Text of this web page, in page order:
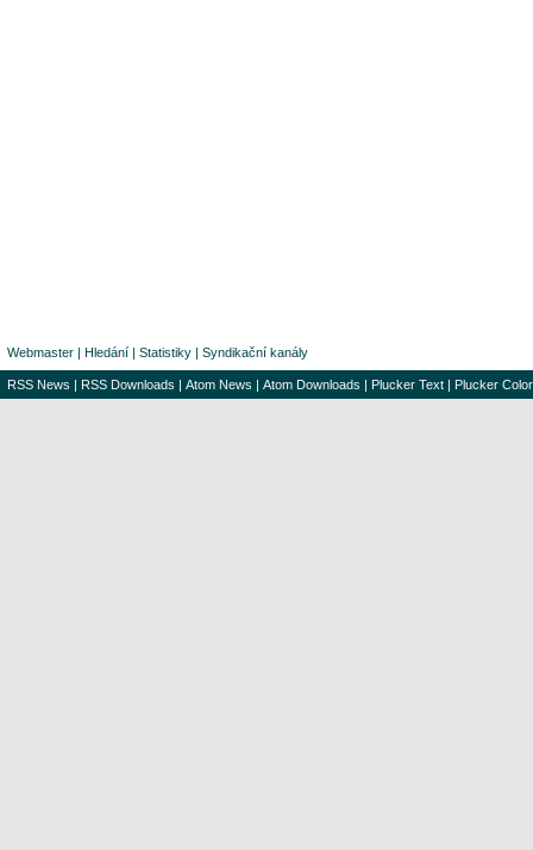
Webmaster | Hledání | Statistiky | Syndikační kanály
RSS News | RSS Downloads | Atom News | Atom Downloads | Plucker Text | Plucker Color